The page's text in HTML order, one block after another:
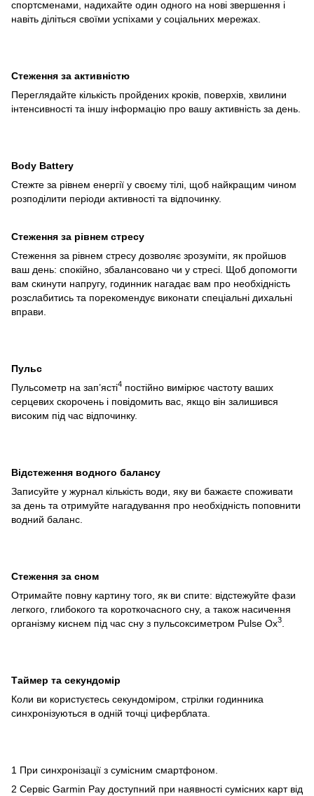
спортсменами, надихайте один одного на нові звершення і
навіть діліться своїми успіхами у соціальних мережах.
Стеження за активністю
Переглядайте кількість пройдених кроків, поверхів, хвилини
інтенсивності та іншу інформацію про вашу активність за день.
Body Battery
Стежте за рівнем енергії у своєму тілі, щоб найкращим чином
розподілити періоди активності та відпочинку.
Стеження за рівнем стресу
Стеження за рівнем стресу дозволяє зрозуміти, як пройшов
ваш день: спокійно, збалансовано чи у стресі. Щоб допомогти
вам скинути напругу, годинник нагадає вам про необхідність
розслабитись та порекомендує виконати спеціальні дихальні
вправи.
Пульс
Пульсометр на зап’ясті4 постійно вимірює частоту ваших
серцевих скорочень і повідомить вас, якщо він залишився
високим під час відпочинку.
Відстеження водного балансу
Записуйте у журнал кількість води, яку ви бажаєте споживати
за день та отримуйте нагадування про необхідність поповнити
водний баланс.
Стеження за сном
Отримайте повну картину того, як ви спите: відстежуйте фази
легкого, глибокого та короткочасного сну, а також насичення
організму киснем під час сну з пульсоксиметром Pulse Ox3
Таймер та секундомір
Коли ви користуєтесь секундоміром, стрілки годинника
синхронізуються в одній точці циферблата.
1 При синхронізації з сумісним смартфоном.
2 Сервіс Garmin Pay доступний при наявності сумісних карт від